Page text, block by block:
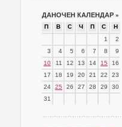
ДАНОЧЕН КАЛЕНДАР »
П В С Ч П С
Н
1
2
3
4 5 6 7 8
9
10
11 12 13 14 15
16
17
18 19 20 21 22
23
24
25 26 27 28 29
30
31